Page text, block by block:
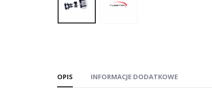
OPIS INFORMACJE DODATKOWE